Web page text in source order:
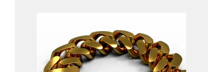
hasta
57.997,00